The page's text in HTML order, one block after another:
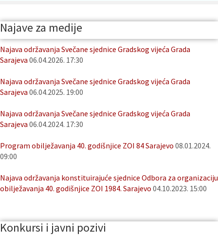
Najave za medije
Najava održavanja Svečane sjednice Gradskog vijeća Grada
Sarajeva 06.04.2026. 17:30
Najava održavanja Svečane sjednice Gradskog vijeća Grada
Sarajeva 06.04.2025. 19:00
Najava održavanja Svečane sjednice Gradskog vijeća Grada
Sarajeva 06.04.2024. 17:30
Program obilježavanja 40. godišnjice ZOI 84 Sarajevo 08.01.2024.
09:00
Najava održavanja konstituirajuće sjednice Odbora za organizaciju
obilježavanja 40. godišnjice ZOI 1984. Sarajevo 04.10.2023. 15:00
Konkursi i javni pozivi